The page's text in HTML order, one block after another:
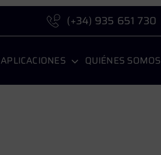
(+34) 935 651 730
APLICACIONES QUIÉNES SOMOS